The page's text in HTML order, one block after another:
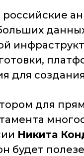
российские
для
для
Никита
будет